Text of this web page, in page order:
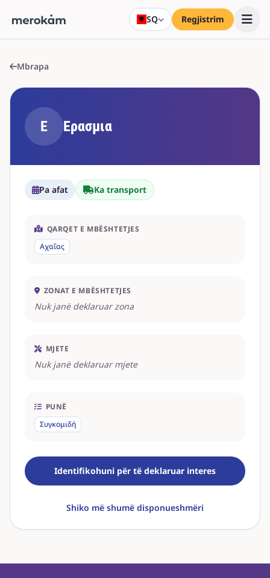
SQ Regjistrim
Mbrapa
Ε Ερασμια
Pa afat Ka transport
QARQET E MBËSHTETJES
Αχαΐας
ZONAT E MBËSHTETJES
Nuk janë deklaruar zona
MJETE
Nuk janë deklaruar mjete
PUNË
Συγκομιδή
Identifikohuni për të deklaruar interes
Shiko më shumë disponueshmëri